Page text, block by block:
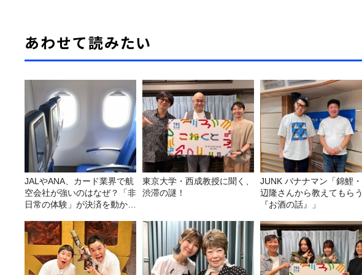
あわせて読みたい
JALやANA、カード業界で航
空会社が強いのはなぜ？「非
日常の体験」が決済を動かす
東京大学・西成教授に聞く、
渋滞の謎！
JUNK バナナマン「錦鯉・渡
辺隆さんから教えてもらう
『お酒の話』」